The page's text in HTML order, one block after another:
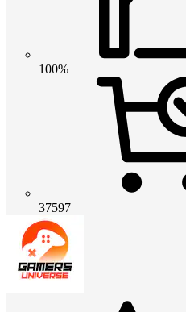
100%
37597